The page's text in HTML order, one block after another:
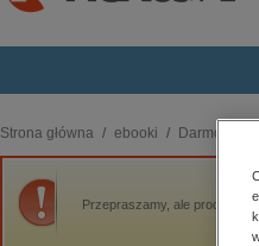
budownictwo, aranżacja
biznesowe, branżowe,
darmowe wydania
Strona główna ebooki Darmowe
Przepraszamy, ale produkt